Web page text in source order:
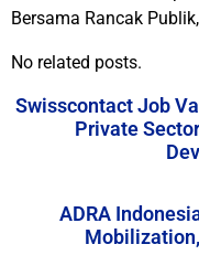
Bersama Rancak
No related posts.
Swisscontact Job
Private
ADRA